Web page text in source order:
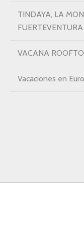
TINDAYA, LA
FUERTEVENTURA
VACANA
Vacaciones en